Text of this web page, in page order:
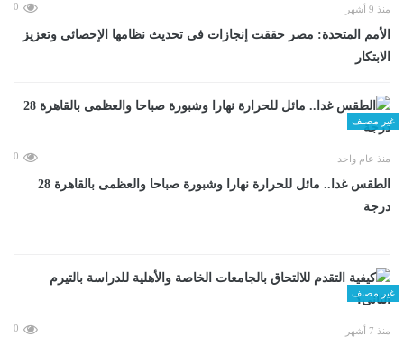
منذ 9 أشهر 0
الأمم المتحدة: مصر حققت إنجازات فى تحديث نظامها الإحصائى وتعزيز
الابتكار
غير مصنف
منذ عام واحد 0
الطقس غدا.. مائل للحرارة نهارا وشبورة صباحا والعظمى بالقاهرة 28
درجة
غير مصنف
منذ 7 أشهر 0